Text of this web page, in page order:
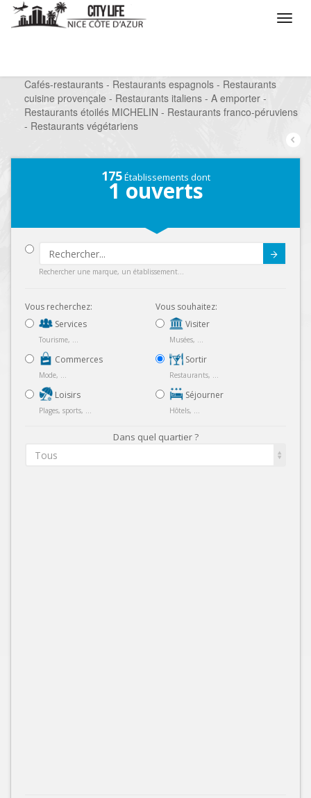
Cafés-restaurants - Restaurants espagnols - Restaurants
cuisine provençale - Restaurants italiens - A emporter -
Restaurants étoilés MICHELIN - Restaurants franco-péruviens
- Restaurants végétariens
175Établissements dont
1 ouverts
Rechercher une marque, un établissement...
Vous recherchez:
Services
Tourisme, ...
Commerces
Mode, ...
Loisirs
Plages, sports, ...
Vous souhaitez:
Visiter
Musées, ...
Sortir
Restaurants, ...
Séjourner
Hôtels, ...
Dans quel quartier ?
Tous